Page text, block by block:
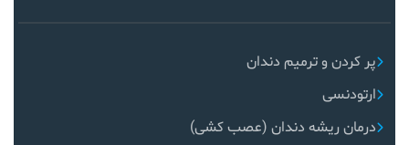
پر کردن و ترمیم دندان
ارتودنسی
درمان ریشه دندان (عصب کشی)